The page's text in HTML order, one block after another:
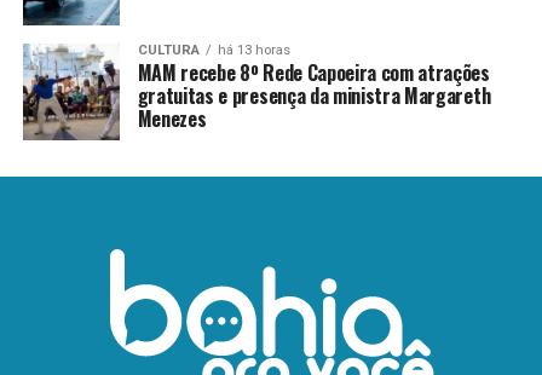
CULTURA há 13 horas
MAM recebe 8º Rede Capoeira com atrações
gratuitas e presença da ministra Margareth
Menezes